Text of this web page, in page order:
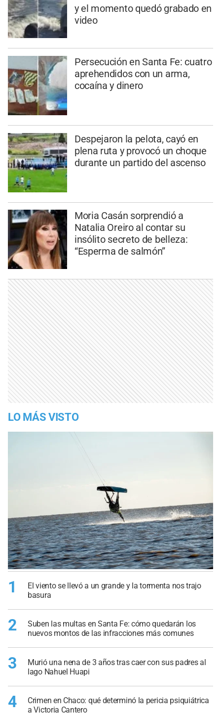
y el momento quedó grabado en
video
Persecución en Santa Fe: cuatro
aprehendidos con un arma,
cocaína y dinero
Despejaron la pelota, cayó en
plena ruta y provocó un choque
durante un partido del ascenso
Moria Casán sorprendió a
Natalia Oreiro al contar su
insólito secreto de belleza:
“Esperma de salmón”
LO MÁS VISTO
1
El viento se llevó a un grande y la tormenta nos trajo
basura
2
Suben las multas en Santa Fe: cómo quedarán los
nuevos montos de las infracciones más comunes
3
Murió una nena de 3 años tras caer con sus padres al
lago Nahuel Huapi
4
Crimen en Chaco: qué determinó la pericia psiquiátrica
a Victoria Cantero